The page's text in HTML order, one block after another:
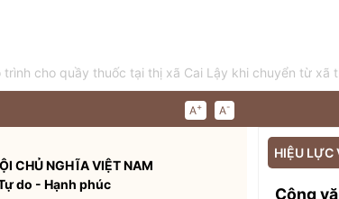
trình cho quầy thuốc tại thị xã Cai Lậy khi chuyển từ
A+ A-
CHỦ NGHĨA VIỆT NAM
do - Hạnh phúc
HIỆU LỰC
Công